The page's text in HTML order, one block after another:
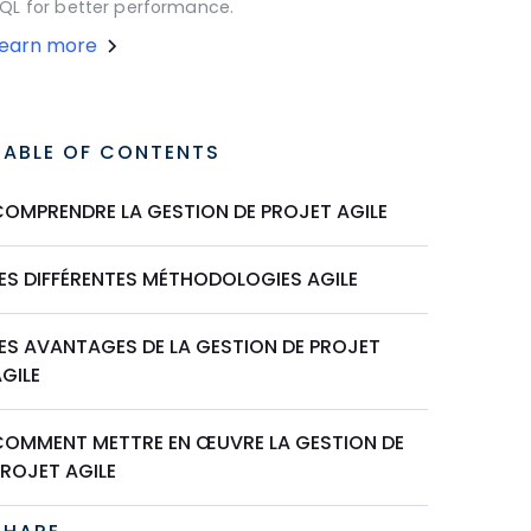
for better performance.
more
OF CONTENTS
LA GESTION DE PROJET AGILE
DIFFÉRENTES MÉTHODOLOGIES AGILE
AVANTAGES DE LA GESTION DE PROJET
METTRE EN ŒUVRE LA GESTION DE
AGILE